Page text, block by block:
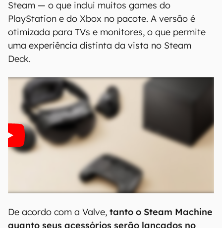
Através do SteamOS, o console poderá rodar
todos os títulos lançados para PC na plataforma
Steam — o que inclui muitos games do
PlayStation e do Xbox no pacote. A versão é
otimizada para TVs e monitores, o que permite
uma experiência distinta da vista no Steam